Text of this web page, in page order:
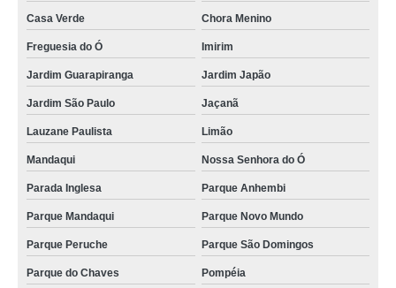
Casa Verde Chora Menino
Freguesia do Ó Imirim
Jardim Guarapiranga Jardim Japão
Jardim São Paulo Jaçanã
Lauzane Paulista Limão
Mandaqui Nossa Senhora do Ó
Parada Inglesa Parque Anhembi
Parque Mandaqui Parque Novo Mundo
Parque Peruche Parque São Domingos
Parque do Chaves Pompéia